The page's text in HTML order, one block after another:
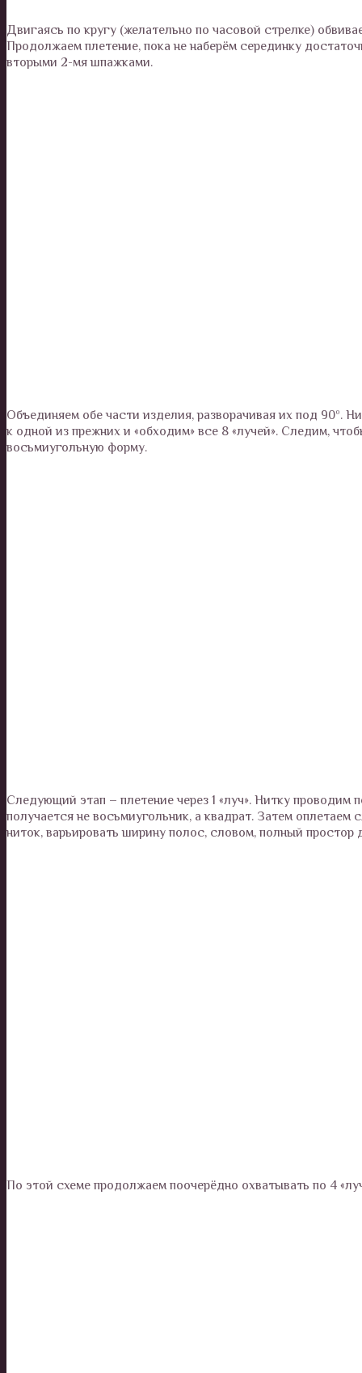
Двигаясь по кругу (желательно по часовой стрелке)
Продолжаем плетение, пока не наберём серединку
вторыми 2-мя шпажками.
Объединяем обе части изделия, разворачивая их под 90º.
к одной из прежних и «обходим» все 8 «лучей». Следим,
восьмиугольную форму.
Следующий этап – плетение через 1 «луч». Нитку
получается не восьмиугольник, а квадрат. Затем
ниток, варьировать ширину полос, словом, полный простор
По этой схеме продолжаем поочерёдно охватывать по 4